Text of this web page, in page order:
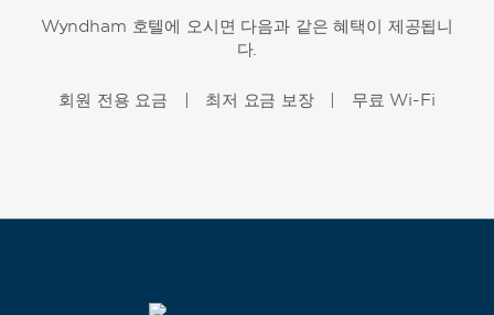
Wyndham 호텔에 오시면 다음과 같은 혜택이 제공됩니
다.
회원 전용 요금 | 최저 요금 보장 | 무료 Wi-Fi